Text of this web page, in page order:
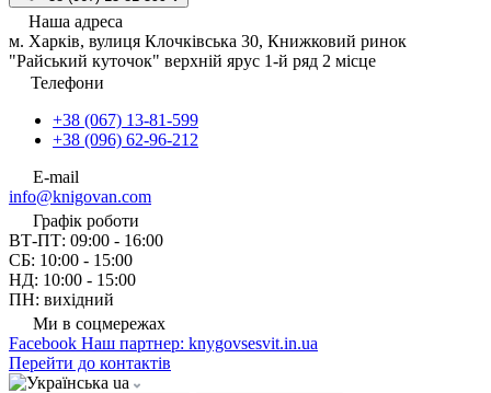
Наша адреса
м. Харків, вулиця Клочківська 30, Книжковий ринок
"Райський куточок" верхній ярус 1-й ряд 2 місце
Телефони
+38 (067) 13-81-599
+38 (096) 62-96-212
E-mail
info@knigovan.com
Графік роботи
ВТ-ПТ: 09:00 - 16:00
СБ: 10:00 - 15:00
НД: 10:00 - 15:00
ПН: вихідний
Ми в соцмережах
Facebook Наш партнер: knygovsesvit.in.ua
Перейти до контактів
ua